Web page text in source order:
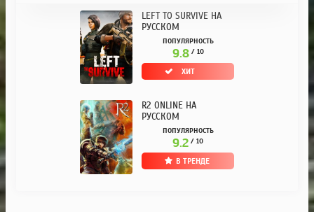
LEFT TO SURVIVE НА
РУССКОМ
ПОПУЛЯРНОСТЬ
9.8 / 10
ХИТ
R2 ONLINE НА
РУССКОМ
ПОПУЛЯРНОСТЬ
9.2 / 10
В ТРЕНДЕ